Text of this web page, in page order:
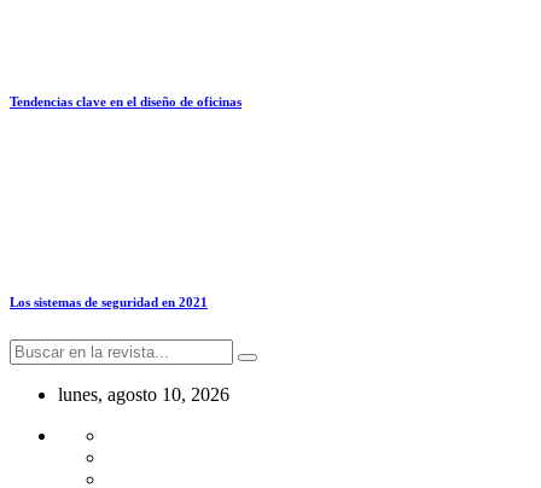
Tendencias clave en el diseño de oficinas
Los sistemas de seguridad en 2021
lunes, agosto 10, 2026